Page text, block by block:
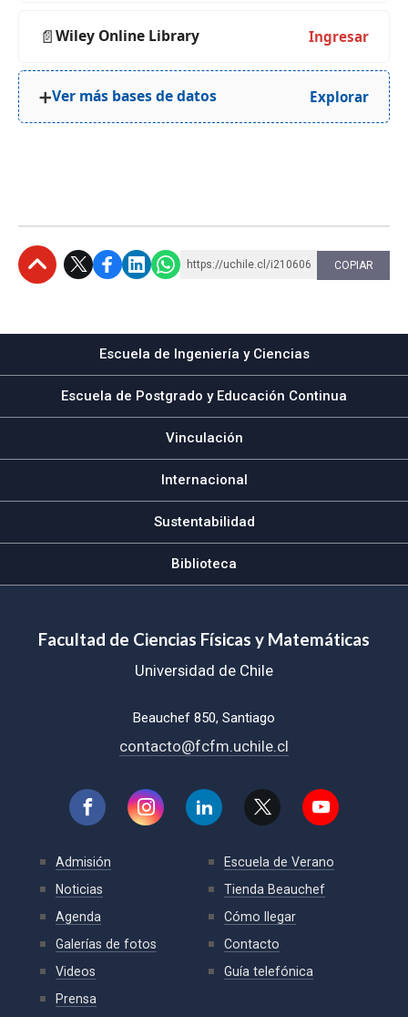
📄Wiley Online Library Ingresar
➕Ver más bases de datos Explorar
https://uchile.cl/i210606 COPIAR
Escuela de Ingeniería y Ciencias
Escuela de Postgrado y Educación Continua
Vinculación
Internacional
Sustentabilidad
Biblioteca
Facultad de Ciencias Físicas y Matemáticas
Universidad de Chile
Beauchef 850, Santiago
contacto@fcfm.uchile.cl
Admisión
Noticias
Agenda
Galerías de fotos
Videos
Prensa
Escuela de Verano
Tienda Beauchef
Cómo llegar
Contacto
Guía telefónica